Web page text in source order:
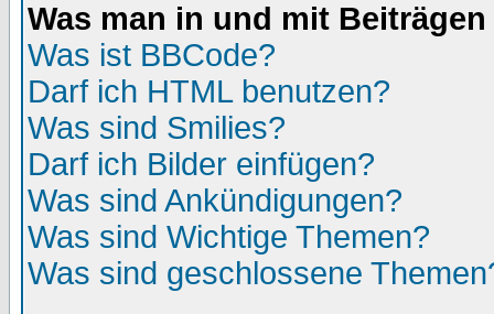
Was man in und mit
Was ist BBCode?
Darf ich HTML benutzen?
Was sind Smilies?
Darf ich Bilder einfügen?
Was sind Ankündigungen?
Was sind Wichtige Themen?
Was sind geschlossene